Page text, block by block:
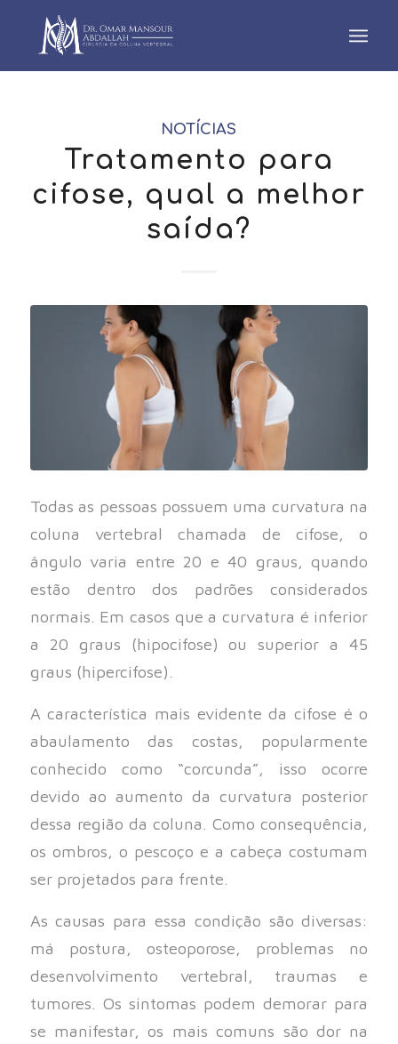
NOTÍCIAS
Tratamento para
cifose, qual a melhor
saída?
Todas as pessoas possuem uma curvatura na
coluna vertebral chamada de cifose, o
ângulo varia entre 20 e 40 graus, quando
estão dentro dos padrões considerados
normais. Em casos que a curvatura é inferior
a 20 graus (hipocifose) ou superior a 45
graus (hipercifose).
A característica mais evidente da cifose é o
abaulamento das costas, popularmente
conhecido como “corcunda”, isso ocorre
devido ao aumento da curvatura posterior
dessa região da coluna. Como consequência,
os ombros, o pescoço e a cabeça costumam
ser projetados para frente.
As causas para essa condição são diversas:
má postura, osteoporose, problemas no
desenvolvimento vertebral, traumas e
tumores. Os sintomas podem demorar para
se manifestar, os mais comuns são dor na